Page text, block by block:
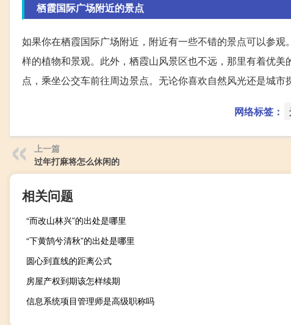
栖霞国际广场附近的景点
如果你在栖霞国际广场附近，附近有一些不错的景点可以参
样的植物和景观。此外，栖霞山风景区也不远，那里有着优
点，乘坐公交车前往周边景点。无论你喜欢自然风光还是城市
网络标签：
上一篇
过年打麻将怎么休闲的
相关问题
“而改山林兴”的出处是哪里
“下黄鹄兮清秋”的出处是哪里
圆心到直线的距离公式
房屋产权到期该怎样续期
信息系统项目管理师是高级职称吗